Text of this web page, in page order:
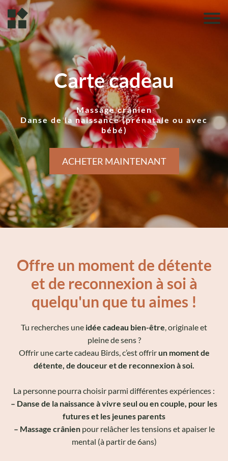
Carte cadeau
Massage crânien
Danse de la naissance (prénatale ou avec
bébé)
ACHETER MAINTENANT
Offre un moment de détente
et de reconnexion à soi à
quelqu'un que tu aimes !
Tu recherches une idée cadeau bien-être, originale et
pleine de sens ?
Offrir une carte cadeau Birds, c’est offrir un moment de
détente, de douceur et de reconnexion à soi.
La personne pourra choisir parmi différentes expériences :
– Danse de la naissance à vivre seul ou en couple, pour les
futures et les jeunes parents
– Massage crânienpour relâcher les tensions et apaiser le
mental (à partir de 6ans)